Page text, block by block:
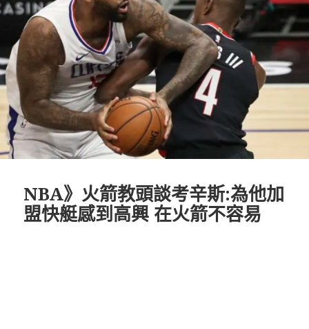
NBA》火箭教頭談考辛斯:為他加
盟快艇感到高興 在火箭不容易